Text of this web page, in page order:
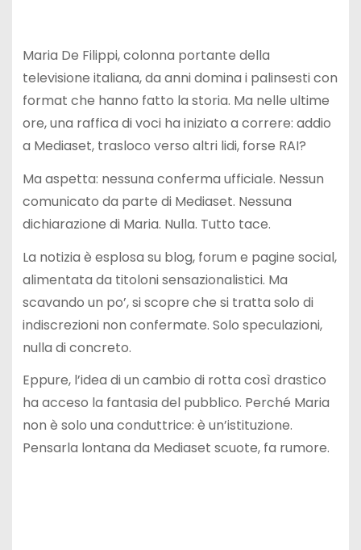
Maria De Filippi, colonna portante della
televisione italiana, da anni domina i palinsesti con
format che hanno fatto la storia. Ma nelle ultime
ore, una raffica di voci ha iniziato a correre: addio
a Mediaset, trasloco verso altri lidi, forse RAI?
Ma aspetta: nessuna conferma ufficiale. Nessun
comunicato da parte di Mediaset. Nessuna
dichiarazione di Maria. Nulla. Tutto tace.
La notizia è esplosa su blog, forum e pagine social,
alimentata da titoloni sensazionalistici. Ma
scavando un po’, si scopre che si tratta solo di
indiscrezioni non confermate. Solo speculazioni,
nulla di concreto.
Eppure, l’idea di un cambio di rotta così drastico
ha acceso la fantasia del pubblico. Perché Maria
non è solo una conduttrice: è un’istituzione.
Pensarla lontana da Mediaset scuote, fa rumore.